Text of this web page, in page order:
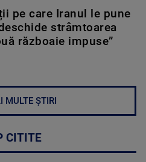
pe care Iranul le pune
strâmtoarea
războaie impuse”
MULTE ȘTIRI
CITITE